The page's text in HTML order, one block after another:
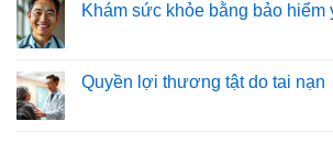
Khám sức khỏe bằng bảo hiểm
Quyền lợi thương tật do tai nạn